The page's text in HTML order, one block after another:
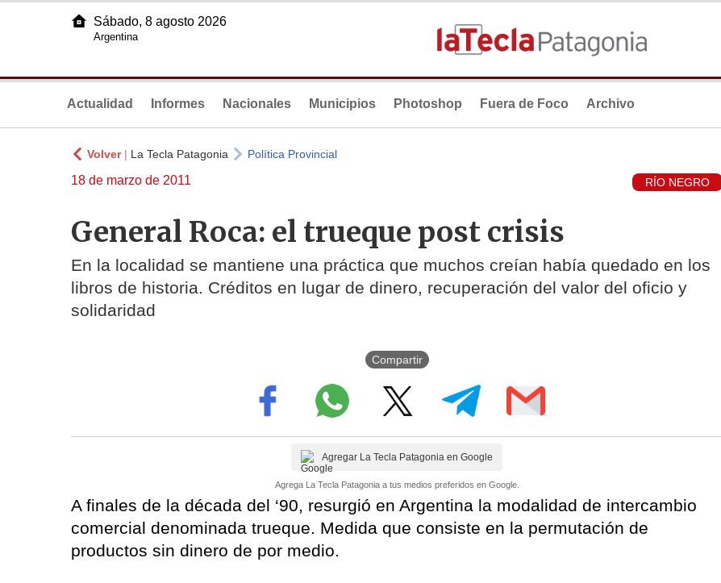
Sábado, 8 agosto 2026
Argentina
Actualidad Informes Nacionales Municipios Photoshop Fuera de Foco Archivo
Volver| La Tecla Patagonia Política Provincial
18 de marzo de 2011 RÍO NEGRO
General Roca: el trueque post crisis
En la localidad se mantiene una práctica que muchos creían había quedado en los
libros de historia. Créditos en lugar de dinero, recuperación del valor del oficio y
solidaridad
Compartir
Agregar La Tecla Patagonia en Google
Agrega La Tecla Patagonia a tus medios preferidos en Google.
A finales de la década del ‘90, resurgió en Argentina la modalidad de intercambio
comercial denominada trueque. Medida que consiste en la permutación de
productos sin dinero de por medio.